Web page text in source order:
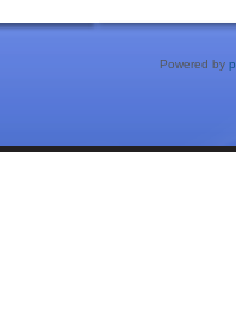
Powered by